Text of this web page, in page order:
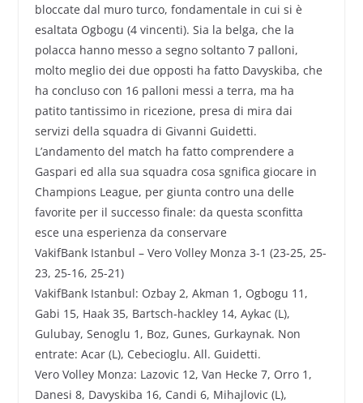
bloccate dal muro turco, fondamentale in cui si è
esaltata Ogbogu (4 vincenti). Sia la belga, che la
polacca hanno messo a segno soltanto 7 palloni,
molto meglio dei due opposti ha fatto Davyskiba, che
ha concluso con 16 palloni messi a terra, ma ha
patito tantissimo in ricezione, presa di mira dai
servizi della squadra di Givanni Guidetti.
L’andamento del match ha fatto comprendere a
Gaspari ed alla sua squadra cosa sgnifica giocare in
Champions League, per giunta contro una delle
favorite per il successo finale: da questa sconfitta
esce una esperienza da conservare
VakifBank Istanbul – Vero Volley Monza 3-1 (23-25, 25-
23, 25-16, 25-21)
VakifBank Istanbul: Ozbay 2, Akman 1, Ogbogu 11,
Gabi 15, Haak 35, Bartsch-hackley 14, Aykac (L),
Gulubay, Senoglu 1, Boz, Gunes, Gurkaynak. Non
entrate: Acar (L), Cebecioglu. All. Guidetti.
Vero Volley Monza: Lazovic 12, Van Hecke 7, Orro 1,
Danesi 8, Davyskiba 16, Candi 6, Mihajlovic (L),